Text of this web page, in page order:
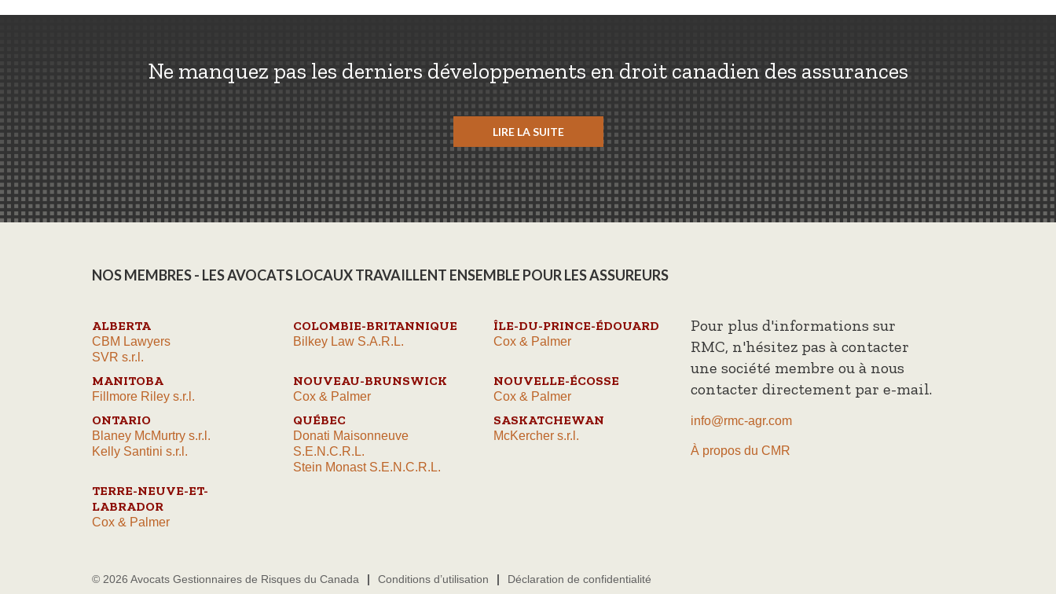
Ne manquez pas les derniers développements en droit canadien des assurances
LIRE LA SUITE
NOS MEMBRES - LES AVOCATS LOCAUX TRAVAILLENT ENSEMBLE POUR LES ASSUREURS
ALBERTA
CBM Lawyers
SVR s.r.l.
COLOMBIE-BRITANNIQUE
Bilkey Law S.A.R.L.
ÎLE-DU-PRINCE-ÉDOUARD
Cox & Palmer
MANITOBA
Fillmore Riley s.r.l.
NOUVEAU-BRUNSWICK
Cox & Palmer
NOUVELLE-ÉCOSSE
Cox & Palmer
ONTARIO
Blaney McMurtry s.r.l.
Kelly Santini s.r.l.
QUÉBEC
Donati Maisonneuve
S.E.N.C.R.L.
Stein Monast S.E.N.C.R.L.
SASKATCHEWAN
McKercher s.r.l.
TERRE-NEUVE-ET-
LABRADOR
Cox & Palmer
Pour plus d'informations sur
RMC, n'hésitez pas à contacter
une société membre ou à nous
contacter directement par e-mail.
info@rmc-agr.com
À propos du CMR
© 2026 Avocats Gestionnaires de Risques du Canada Conditions d’utilisation Déclaration de confidentialité